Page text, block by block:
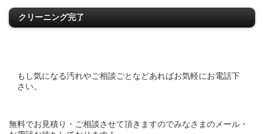
クリーニング完了
もし気になる汚れやご相談ごとなどあればお気軽にお電話下
さい。
無料でお見積り・ご相談させて頂きますのでみなさまのメール・